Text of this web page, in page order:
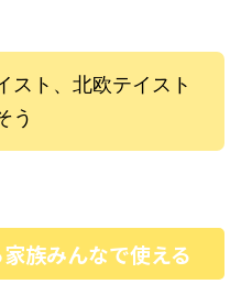
スト、北欧テイスト
う
族みんなで使える